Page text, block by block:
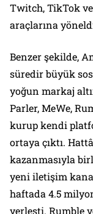
Twitch, TikTok
araçlarına
Benzer şekilde,
süredir büyük
yoğun markaj
Parler, MeWe,
kurup kendi
ortaya çıktı.
kazanmasıyla
yeni iletişim
haftada 4.5
yerleşti. Rumble